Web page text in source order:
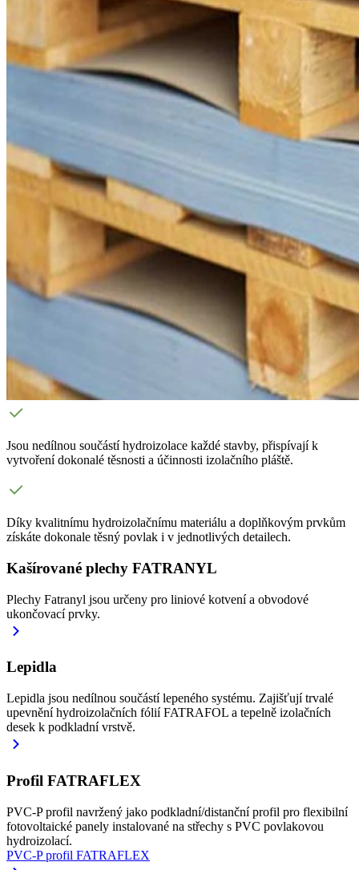
Jsou nedílnou součástí hydroizolace každé stavby, přispívají k
vytvoření dokonalé těsnosti a účinnosti izolačního pláště.
Díky kvalitnímu hydroizolačnímu materiálu a doplňkovým prvkům
získáte dokonale těsný povlak i v jednotlivých detailech.
Kašírované plechy FATRANYL
Plechy Fatranyl jsou určeny pro liniové kotvení a obvodové
ukončovací prvky.
Lepidla
Lepidla jsou nedílnou součástí lepeného systému. Zajišťují trvalé
upevnění hydroizolačních fólií FATRAFOL a tepelně izolačních
desek k podkladní vrstvě.
Profil FATRAFLEX
PVC-P profil navržený jako podkladní/distanční profil pro flexibilní
fotovoltaické panely instalované na střechy s PVC povlakovou
hydroizolací.
PVC-P profil FATRAFLEX